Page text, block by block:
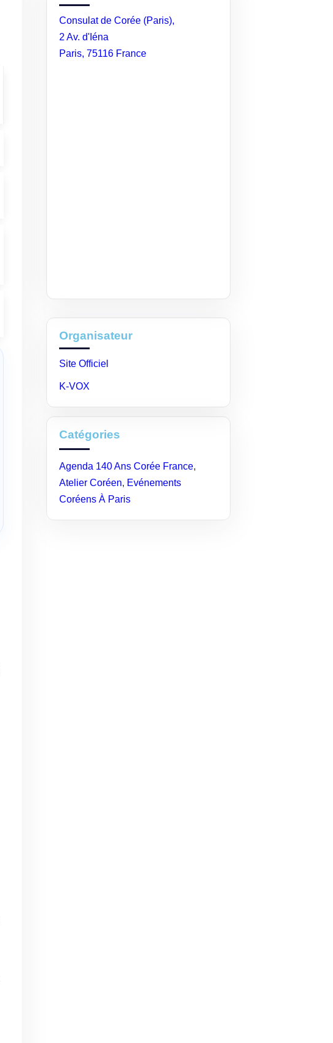
Consulat de Corée (Paris),
2 Av. d'Iéna
Paris, 75116 France
Organisateur
Site Officiel
K-VOX
Catégories
Agenda 140 Ans Corée France,
Atelier Coréen, Evénements
Coréens À Paris